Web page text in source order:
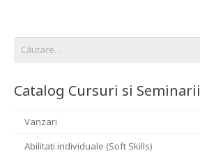
după:
Catalog Cursuri si Seminarii
Vanzari
Abilitati individuale (Soft Skills)